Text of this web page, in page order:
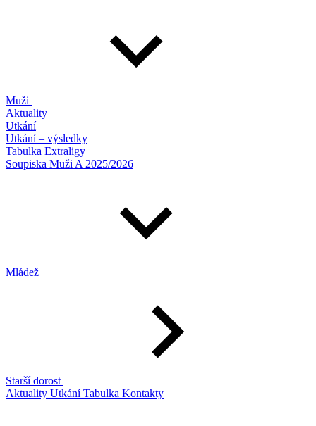
Muži
Aktuality
Utkání
Utkání – výsledky
Tabulka Extraligy
Soupiska Muži A 2025/2026
Mládež
Starší dorost
Aktuality UtkáníTabulka Kontakty